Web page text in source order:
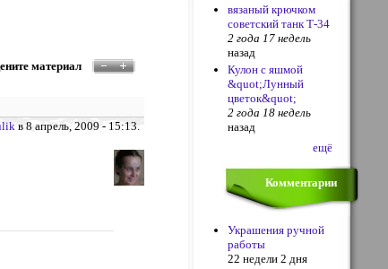
материал
в 8 апрель, 2009 - 15:13.
вязаный крючком
советский танк Т-34
2 года 17 недель
назад
Кулон с яшмой
&quot;Лунный
цветок&quot;
2 года 18 недель
назад
ещё
Комментарии
Украшения ручной
работы
22 недели 2 дня